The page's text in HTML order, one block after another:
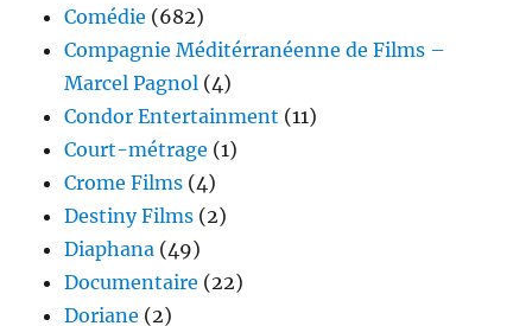
Comédie (682)
Compagnie Méditérranéenne de Films –
Marcel Pagnol (4)
Condor Entertainment (11)
Court-métrage (1)
Crome Films (4)
Destiny Films (2)
Diaphana (49)
Documentaire (22)
Doriane (2)